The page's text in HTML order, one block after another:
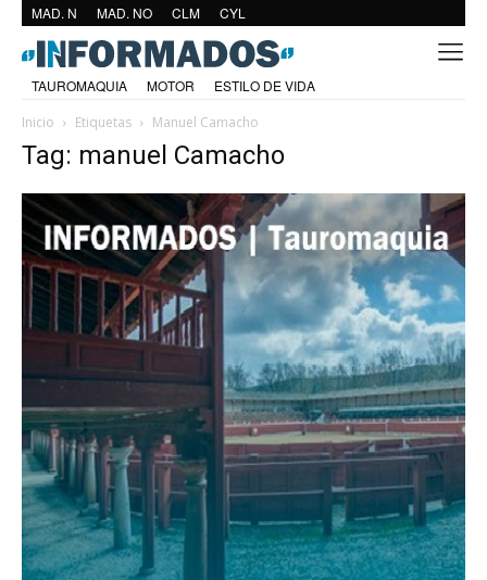
MAD. N MAD. NO CLM CYL
TAUROMAQUIA MOTOR
ESTILO DE VIDA
Inicio
Etiquetas Manuel Camacho
Tag: manuel Camacho